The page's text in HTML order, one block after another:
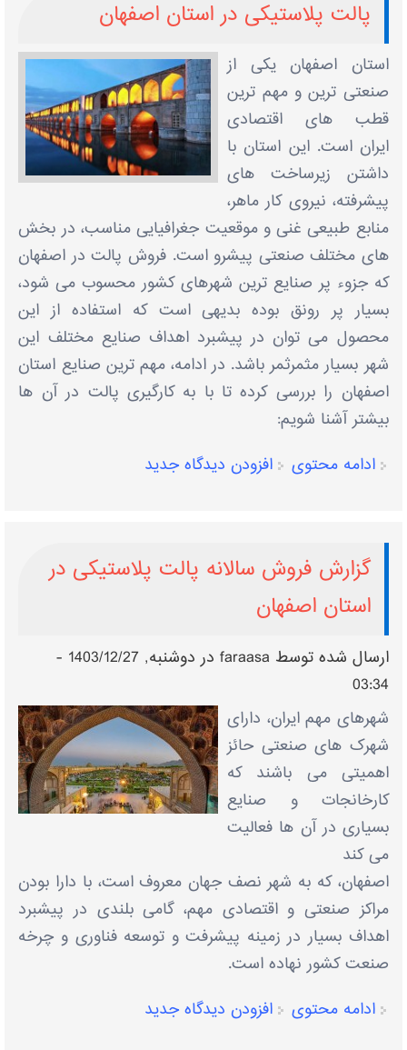
پالت پلاستیکی در استان اصفهان
استان اصفهان یکی از
صنعتی‌ ترین و مهم ‌ترین
قطب‌ های اقتصادی
ایران است. این استان با
داشتن زیرساخت‌ های
پیشرفته، نیروی کار ماهر،
منابع طبیعی غنی و موقعیت جغرافیایی مناسب، در بخش‌
های مختلف صنعتی پیشرو است. فروش پالت در اصفهان
که جزوء پر صنایع ترین شهرهای کشور محسوب می شود،
بسیار پر رونق بوده بدیهی است که استفاده از این
محصول می توان در پیشبرد اهداف صنایع مختلف این
شهر بسیار مثمرثمر باشد. در ادامه، مهم ‌ترین صنایع استان
اصفهان را بررسی کرده تا با به کارگیری پالت در آن ها
بیشتر آشنا شویم:
ادامه محتوی
افزودن دیدگاه جدید
گزارش فروش سالانه پالت پلاستیکی در
استان اصفهان
ارسال شده توسط faraasa
در دوشنبه, 1403/12/27 -
03:34
شهرهای مهم ایران، دارای
شهرک های صنعتی حائز
اهمیتی می باشند که
کارخانجات و صنایع
بسیاری در آن ها فعالیت
می کند
اصفهان، که به شهر نصف جهان معروف است، با دارا بودن
مراکز صنعتی و اقتصادی مهم، گامی بلندی در پیشبرد
اهداف بسیار در زمینه پیشرفت و توسعه فناوری و چرخه
صنعت کشور نهاده است.
ادامه محتوی
افزودن دیدگاه جدید